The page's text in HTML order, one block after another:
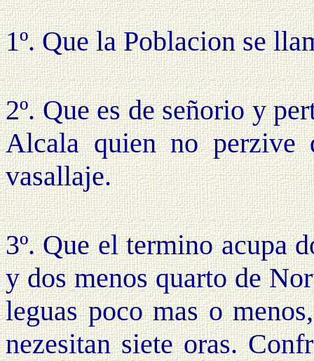
1º. Que la Poblacion se
2º. Que es de señorio y
Alcala quien no perzive
vasallaje.
3º. Que el termino acupa
y dos menos quarto de
leguas poco mas o
nezesitan siete oras.